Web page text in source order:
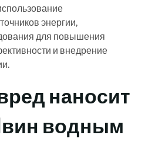
энергии,
для повышения
и внедрение
наносит
водным